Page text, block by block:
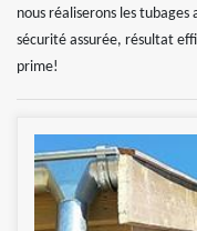
nous réaliserons les
sécurité assurée, résultat
prime!